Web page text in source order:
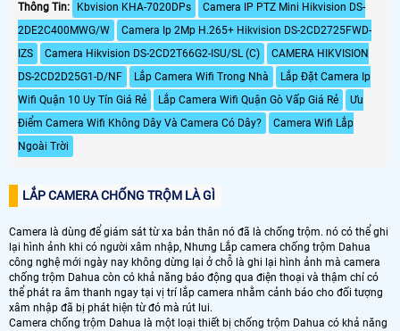
Thông Tin: Kbvision KHA-7020DPs
Camera IP PTZ Mini Hikvision DS-
2DE2C400MWG/W
Camera Ip 2Mp H.265+ Hikvision DS-2CD2725FWD-
IZS
Camera Hikvision DS-2CD2T66G2-ISU/SL (C)
CAMERA HIKVISION
DS-2CD2D25G1-D/NF
Lắp Camera Wifi Trong Nhà
Lắp Đặt Camera Ip
Wifi Quận 10 Uy Tín Giá Rẻ
Lắp Camera Wifi Quận Gò Vấp Giá Rẻ
Ưu
Điểm Camera Wifi Không Dây Và Camera Có Dây?
Camera Wifi Lắp
Ngoài Trời
LẮP CAMERA CHỐNG TRỘM LÀ GÌ
Camera là dùng để giám sát từ xa bản thân nó đã là chống trộm. nó có thể ghi
lại hình ảnh khi có người xâm nhập, Nhưng Lắp camera chống trộm Dahua
công nghệ mới ngày nay không dừng lại ở chỗ là ghi lại hình ảnh mà camera
chống trộm Dahua còn có khả năng báo động qua điện thoại và thậm chí có
thể phát ra âm thanh ngay tại vị trí lắp camera nhằm cảnh báo cho đối tượng
xâm nhập đã bị phát hiện từ đó mà rút lui.
Camera chống trộm Dahua là một loại thiết bị chống trộm Dahua có khả năng